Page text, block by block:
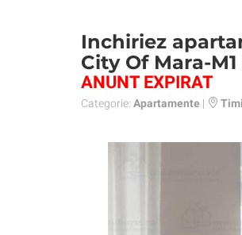
Inchiriez
City Of Mara-
ANUNT EXPIRAT
Categorie: Apartamente |